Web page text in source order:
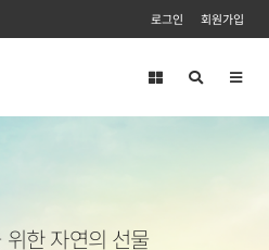
로그인 회원가입
한 자연의 선물